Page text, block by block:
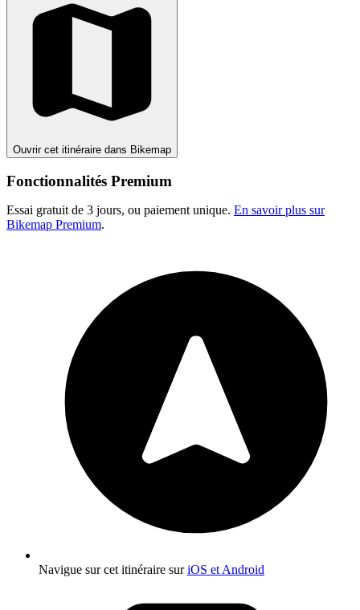
Ouvrir cet itinéraire dans Bikemap
Fonctionnalités Premium
Essai gratuit de 3 jours, ou paiement unique. En savoir plus sur
Bikemap Premium.
Navigue sur cet itinéraire suriOS et Android